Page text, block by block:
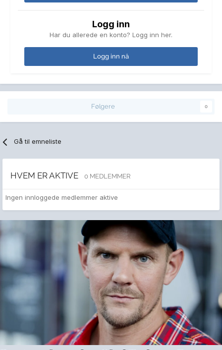
Logg inn
Har du allerede en konto? Logg inn her.
Logg inn nå
Følgere 0
Gå til emneliste
HVEM ER AKTIVE 0 MEDLEMMER
Ingen innloggede medlemmer aktive